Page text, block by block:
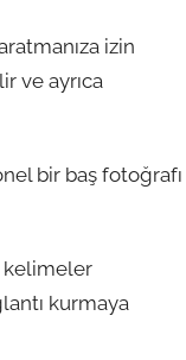
izin
ve ayrıca
bir baş fotoğrafı
kelimeler
kurmaya